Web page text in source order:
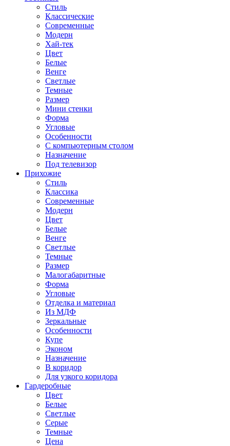
Стиль
Классические
Современные
Модерн
Хай-тек
Цвет
Белые
Венге
Светлые
Темные
Размер
Мини стенки
Форма
Угловые
Особенности
С компьютерным столом
Назначение
Под телевизор
Прихожие
Стиль
Классика
Современные
Модерн
Цвет
Белые
Венге
Светлые
Темные
Размер
Малогабаритные
Форма
Угловые
Отделка и материал
Из МДФ
Зеркальные
Особенности
Купе
Эконом
Назначение
В коридор
Для узкого коридора
Гардеробные
Цвет
Белые
Светлые
Серые
Темные
Цена